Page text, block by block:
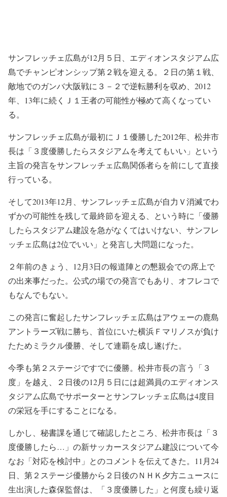
サンフレッチェ広島が12月５日、エディオンスタジアム広
島でチャンピオンシップ第２戦を迎える。２日の第１戦、
敵地でのガンバ大阪戦に３－２で逆転勝利を収め、2012
年、13年に続くＪ１王者の可能性が極めて高くなってい
る。
サンフレッチェ広島が最初にＪ１優勝した2012年、松井市
長は「３度優勝したらスタジアムを考えてもいい」という
主旨の発言をサンフレッチェ広島関係者らを前にして直接
行っている。
そして2013年12月、サンフレッチェ広島が自力Ｖ消滅でわ
ずかの可能性を残して最終節を迎える、という時に「優勝
したらスタジアム建設を急がなくてはいけない、サンフレ
ッチェ広島は2位でいい」と発言し大問題になった。
２年前のきょう、12月3日の報道陣との懇親会での席上で
の出来事だった。公式の場での発言でもあり、オフレコで
もなんでもない。
この発言に奮起したサンフレッチェ広島はアウェーの鹿島
アントラーズ戦に勝ち、首位にいた横浜Ｆマリノスが負け
たためミラクル優勝、そして連覇を成し遂げた。
今季も第２ステージですでに優勝。松井市長の言う「３
度」を越え、２日後の12月５日には超満員のエディオンス
タジアム広島でサポーターとサンフレッチェ広島は4度目
の栄冠を手にすることになる。
しかし、秘書課を通じて確認したところ、松井市長は「３
度優勝したら…」の新サッカースタジアム建設について今
なお「対応を検討中」とのコメントを伝えてきた。11月24
日、第２ステージ優勝から２日後のＮＨＫ夕方ニュースに
生出演した森保監督は、「３度優勝した」と何度も繰り返